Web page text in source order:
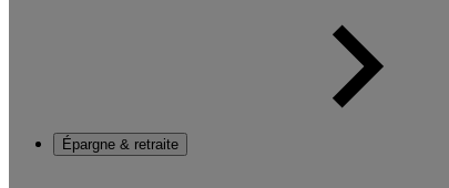
Épargne & retraite